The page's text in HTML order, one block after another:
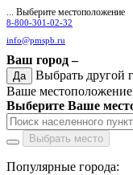
... Выберите местоположение
8-800-301-02-32
info@pmspb.ru
Ваш город –
Да
Выбрать другой
Ваше
Выберите Ваше
Выбрать место
Популярные города: